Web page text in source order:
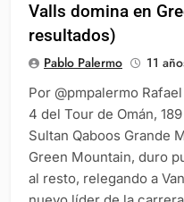
Valls domina en
resultados)
Pablo Palermo 11
Por @pmpalermo
4 del Tour de Omán,
Sultan Qaboos Grande
Green Mountain, duro
al resto, relegando a